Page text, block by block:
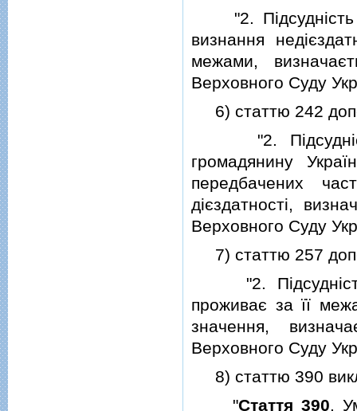
"2. Пiдсуднiсть
визнання
межами,
Верховного Суду
6) статтю 242
"2. Пiдсуднiсть
громадянину
передбачених
дiєздатностi,
Верховного Суду
7) статтю 257
"2. Пiдсуднiсть
проживає за її
значення,
Верховного Суду
8) статтю 390
"Стаття 390.